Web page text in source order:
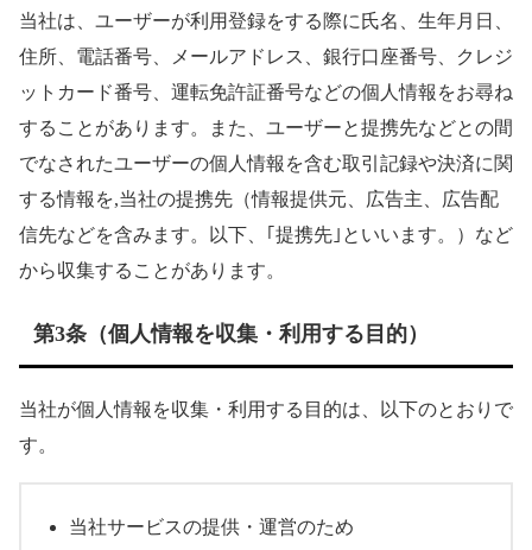
当社は、ユーザーが利用登録をする際に氏名、生年月日、
住所、電話番号、メールアドレス、銀行口座番号、クレジ
ットカード番号、運転免許証番号などの個人情報をお尋ね
することがあります。また、ユーザーと提携先などとの間
でなされたユーザーの個人情報を含む取引記録や決済に関
する情報を,当社の提携先（情報提供元、広告主、広告配
信先などを含みます。以下、｢提携先｣といいます。）など
から収集することがあります。
第3条（個人情報を収集・利用する目的）
当社が個人情報を収集・利用する目的は、以下のとおりで
す。
当社サービスの提供・運営のため